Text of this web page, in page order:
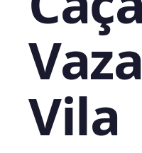
Vila